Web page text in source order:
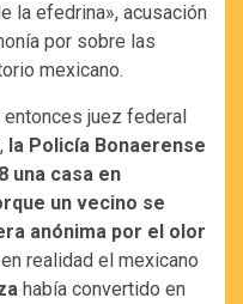
la efedrina», acusación
por sobre las
mexicano.
juez federal
la Policía Bonaerense
una casa en
un vecino se
anónima por el olor
realidad el mexicano
había convertido en